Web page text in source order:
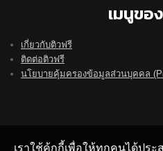
เมนูขอ
เกี่ยวกับติวฟรี
ติดต่อติวฟรี
นโยบายคุ้มครองข้อมูลส่วนบุคคล
เราใช้คุ้กกี้เพื่อให้ทุกคนได้ปร